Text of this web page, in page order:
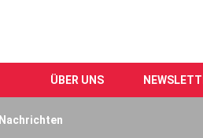
ÜBER UNS
Nachrichten